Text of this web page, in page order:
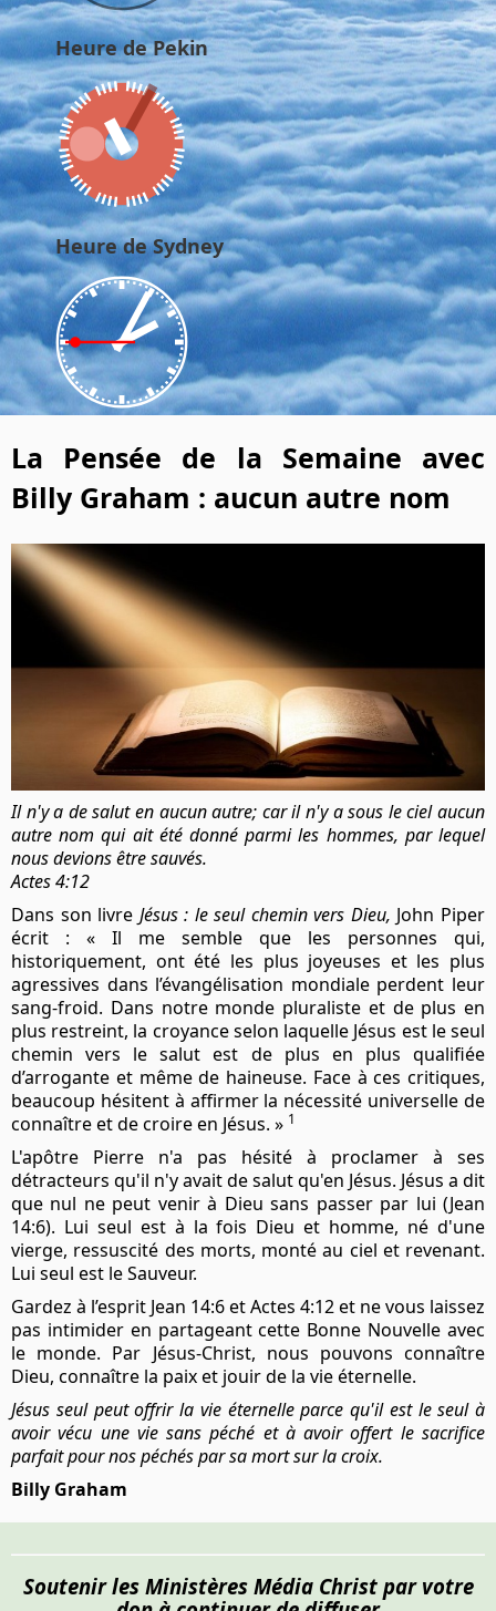
Heure de Pekin
Heure de Sydney
La Pensée de la Semaine avec
Billy Graham : aucun autre nom
Il n'y a de salut en aucun autre; car il n'y a sous le ciel aucun
autre nom qui ait été donné parmi les hommes, par lequel
nous devions être sauvés.
Actes 4:12
Dans son livre Jésus : le seul chemin vers Dieu, John Piper
écrit : « Il me semble que les personnes qui,
historiquement, ont été les plus joyeuses et les plus
agressives dans l’évangélisation mondiale perdent leur
sang-froid. Dans notre monde pluraliste et de plus en
plus restreint, la croyance selon laquelle Jésus est le seul
chemin vers le salut est de plus en plus qualifiée
d’arrogante et même de haineuse. Face à ces critiques,
beaucoup hésitent à affirmer la nécessité universelle de
connaître et de croire en Jésus. » 1
L'apôtre Pierre n'a pas hésité à proclamer à ses
détracteurs qu'il n'y avait de salut qu'en Jésus. Jésus a dit
que nul ne peut venir à Dieu sans passer par lui (Jean
14:6). Lui seul est à la fois Dieu et homme, né d'une
vierge, ressuscité des morts, monté au ciel et revenant.
Lui seul est le Sauveur.
Gardez à l’esprit Jean 14:6 et Actes 4:12 et ne vous laissez
pas intimider en partageant cette Bonne Nouvelle avec
le monde. Par Jésus-Christ, nous pouvons connaître
Dieu, connaître la paix et jouir de la vie éternelle.
Jésus seul peut offrir la vie éternelle parce qu'il est le seul à
avoir vécu une vie sans péché et à avoir offert le sacrifice
parfait pour nos péchés par sa mort sur la croix.
Billy Graham
Soutenir les Ministères Média Christ par votre